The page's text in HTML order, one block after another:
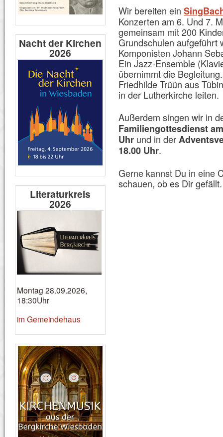
Wir bereiten ein
Konzerten am 6. Und 7.
gemeinsam mit 200
Grundschulen aufgeführt
Komponisten Johann
Ein Jazz-Ensemble
übernimmt die
Friedhilde Trüün aus
in der Lutherkirche leiten.
Außerdem singen wir in
Familiengottesdienst
Uhr und in der
18.00 Uhr.
Gerne kannst Du in eine
schauen, ob es Dir
Nacht der Kirchen
2026
Literaturkreis
2026
Montag 28.09.2026,
18:30Uhr
im Gemeindehaus